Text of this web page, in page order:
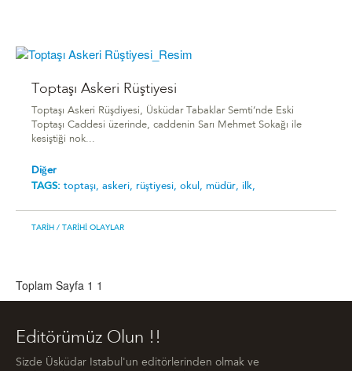
Toptaşı Askeri Rüştiyesi
Toptaşı Askeri Rüşdiyesi, Üsküdar Tabaklar Semti’nde Eski
Toptaşı Caddesi üzerinde, caddenin Sarı Mehmet Sokağı ile
kesiştiği nok...
Diğer
TAGS: toptaşı, askeri, rüştiyesi, okul, müdür, ilk,
TARIH / TARIHI OLAYLAR
Toplam Sayfa 1 1
Editörümüz Olun !!
Sizde Üsküdar Istabul'un editörlerinden olmak ve